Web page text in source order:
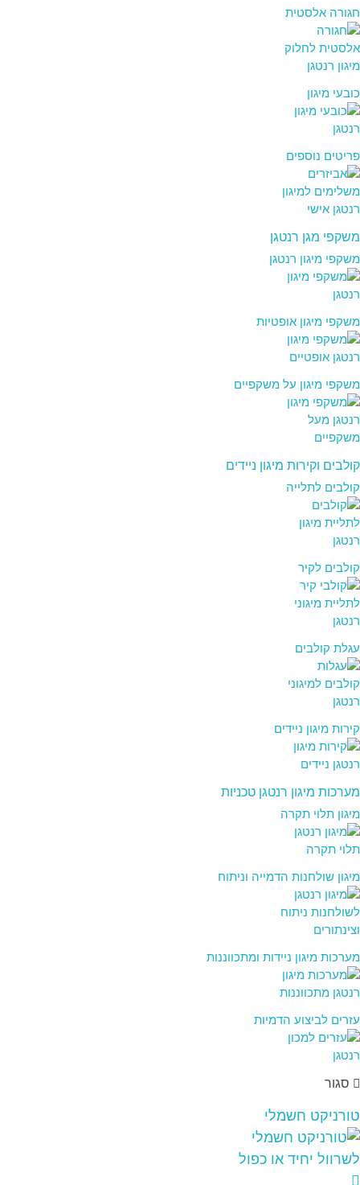
חגורה אלסטית
כובעי מיגון
פריטים נוספים
משקפי מגן רנטגן
משקפי מיגון רנטגן
משקפי מיגון אופטיות
משקפי מיגון על משקפיים
קולבים וקירות מיגון ניידים
קולבים לתלייה
קולבים לקיר
עגלת קולבים
קירות מיגון ניידים
מערכות מיגון רנטגן טכניות
מיגון תלוי תקרה
מיגון שולחנות הדמייה וניתוח
מערכות מיגון ניידות ומתכווננות
עזרים לביצוע הדמיות
סגור
טורניקט חשמלי